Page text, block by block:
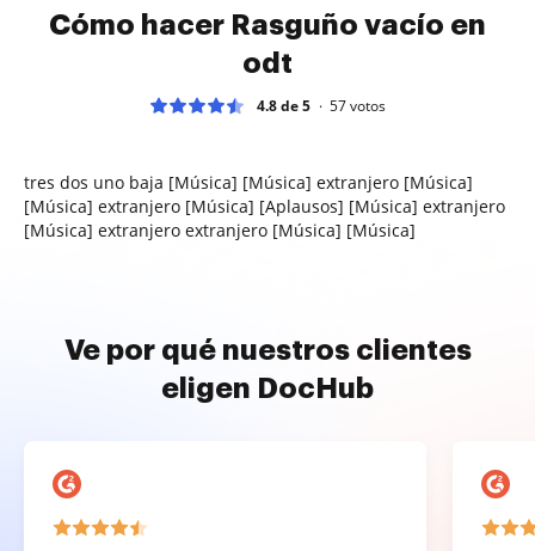
Cómo hacer Rasguño vacío en
odt
4.8 de 5 57votos
tres dos uno baja [Música] [Música] extranjero [Música]
[Música] extranjero [Música] [Aplausos] [Música] extranjero
[Música] extranjero extranjero [Música] [Música]
Ve por qué nuestros clientes
eligen DocHub